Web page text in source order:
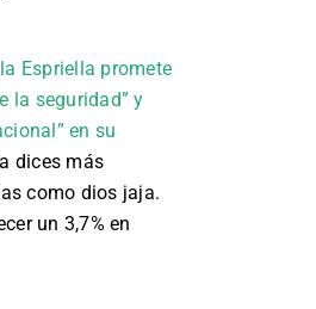
Espriella promete
la seguridad” y
en su
dices más
como dios jaja.
un 3,7% en